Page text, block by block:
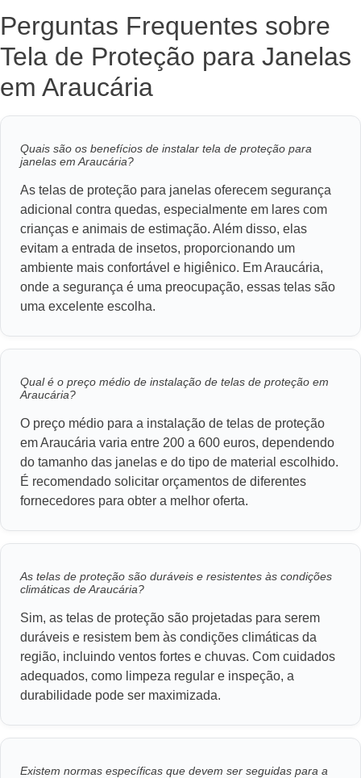
Perguntas Frequentes sobre
Tela de Proteção para Janelas
em Araucária
Quais são os benefícios de instalar tela de proteção para
janelas em Araucária?
As telas de proteção para janelas oferecem segurança
adicional contra quedas, especialmente em lares com
crianças e animais de estimação. Além disso, elas
evitam a entrada de insetos, proporcionando um
ambiente mais confortável e higiênico. Em Araucária,
onde a segurança é uma preocupação, essas telas são
uma excelente escolha.
Qual é o preço médio de instalação de telas de proteção em
Araucária?
O preço médio para a instalação de telas de proteção
em Araucária varia entre 200 a 600 euros, dependendo
do tamanho das janelas e do tipo de material escolhido.
É recomendado solicitar orçamentos de diferentes
fornecedores para obter a melhor oferta.
As telas de proteção são duráveis e resistentes às condições
climáticas de Araucária?
Sim, as telas de proteção são projetadas para serem
duráveis e resistem bem às condições climáticas da
região, incluindo ventos fortes e chuvas. Com cuidados
adequados, como limpeza regular e inspeção, a
durabilidade pode ser maximizada.
Existem normas específicas que devem ser seguidas para a